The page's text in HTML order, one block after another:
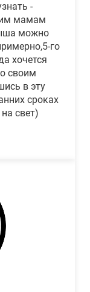
-
мамам
можно
го
хочется
своим
в эту
сроках
свет)